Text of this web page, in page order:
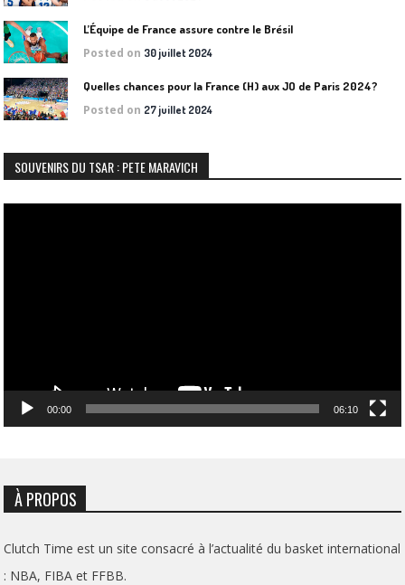
L’Équipe de France assure contre le Brésil
Posted on 30 juillet 2024
Quelles chances pour la France (H) aux JO de Paris 2024?
Posted on 27 juillet 2024
SOUVENIRS DU TSAR : PETE MARAVICH
00:00 06:10
À PROPOS
Clutch Time est un site consacré à l’actualité du basket international
: NBA, FIBA et FFBB.